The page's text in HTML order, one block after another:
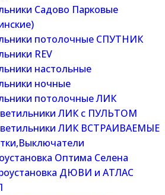
Садово Парковые
потолочные СПУТНИК
REV
настольные
ночные
потолочные ЛИК
ЛИК с ПУЛЬТОМ
ЛИК ВСТРАИВАЕМЫЕ
Оптима Селена
ДЮВИ и АТЛАС